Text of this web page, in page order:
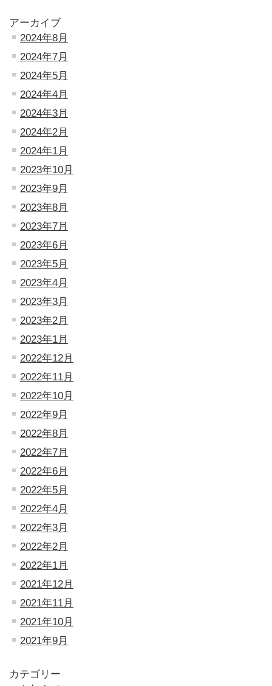
アーカイブ
2024年8月
2024年7月
2024年5月
2024年4月
2024年3月
2024年2月
2024年1月
2023年10月
2023年9月
2023年8月
2023年7月
2023年6月
2023年5月
2023年4月
2023年3月
2023年2月
2023年1月
2022年12月
2022年11月
2022年10月
2022年9月
2022年8月
2022年7月
2022年6月
2022年5月
2022年4月
2022年3月
2022年2月
2022年1月
2021年12月
2021年11月
2021年10月
2021年9月
カテゴリー